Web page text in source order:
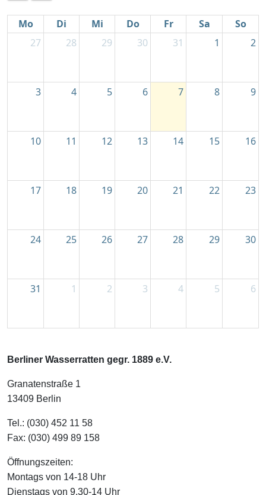
Mo Di Mi Do Fr Sa
So
27
28 29 30 31 1 2
3 4 5 6 7 8 9
10 11 12 13 14 15 16
17 18 19 20 21 22 23
24 25 26 27 28 29 30
31 1 2 3 4 5 6
Berliner Wasserratten gegr. 1889 e.V.
Granatenstraße 1
13409 Berlin
Tel.: (030) 452 11 58
Fax: (030) 499 89 158
Öffnungszeiten:
Montags von 14-18 Uhr
Dienstags von 9.30-14 Uhr